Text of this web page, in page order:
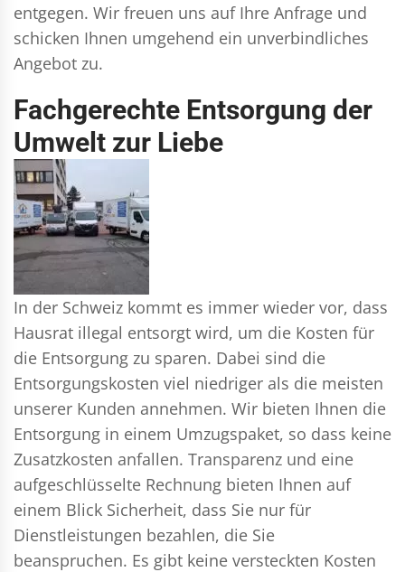
entgegen. Wir freuen uns auf Ihre Anfrage und
schicken Ihnen umgehend ein unverbindliches
Angebot zu.
Fachgerechte Entsorgung der
Umwelt zur Liebe
In der Schweiz kommt es immer wieder vor, dass
Hausrat illegal entsorgt wird, um die Kosten für
die Entsorgung zu sparen. Dabei sind die
Entsorgungskosten viel niedriger als die meisten
unserer Kunden annehmen. Wir bieten Ihnen die
Entsorgung in einem Umzugspaket, so dass keine
Zusatzkosten anfallen. Transparenz und eine
aufgeschlüsselte Rechnung bieten Ihnen auf
einem Blick Sicherheit, dass Sie nur für
Dienstleistungen bezahlen, die Sie
beanspruchen. Es gibt keine versteckten Kosten